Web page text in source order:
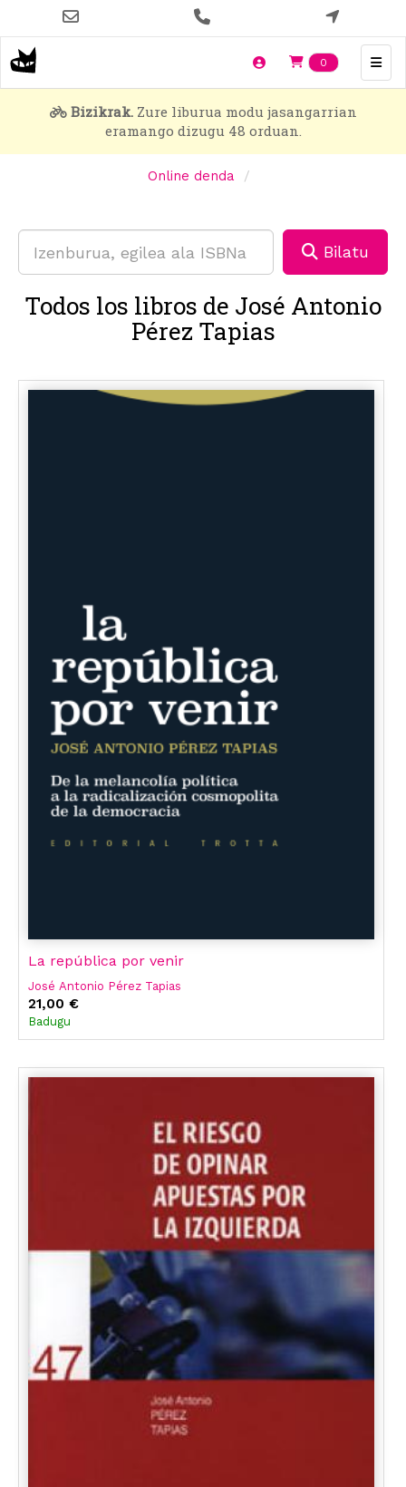
main
content
0 Items en
Bizikrak.Zure liburua modu jasangarrian
eramango dizugu 48 orduan.
Online denda
Bilatu
Todos los libros de José Antonio
Pérez Tapias
La república por venir
José Antonio Pérez Tapias
21,00 €
Badugu